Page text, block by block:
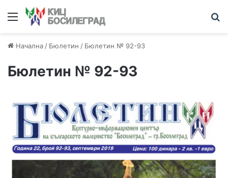
Меню
Начална / Бюлетин / Бюлетин № 92-93
Бюлетин № 92-93